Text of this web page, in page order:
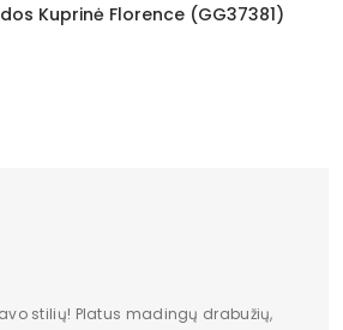
Florence (GG37381)
stilių! Platus madingų drabužių,